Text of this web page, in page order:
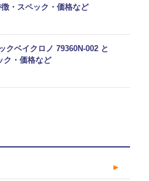
・スペック・価格など
クベイクロノ 79360N-002 と
ク・価格など
►